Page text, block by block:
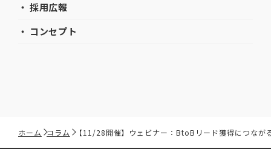
・ 採用広報
・ コンセプト
ホーム コラム 【11/28開催】ウェビナー：BtoBリード獲得につなが